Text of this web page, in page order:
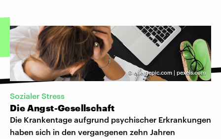
© energepic.com | pexels.com
Sozialer Stress
Die Angst-Gesellschaft
Die Krankentage aufgrund psychischer Erkrankungen
haben sich in den vergangenen zehn Jahren